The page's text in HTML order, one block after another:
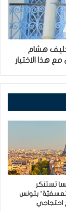
هشام
هذا الاختيار
تستنكر
بتونس
احتجاجي